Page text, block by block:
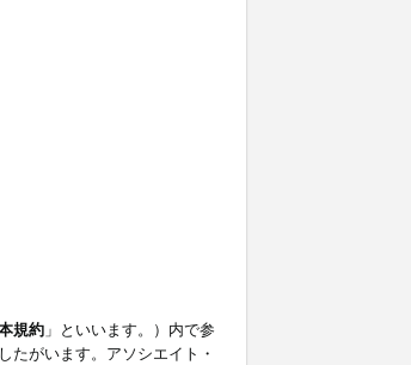
規約 」といいます。）内で参
たがいます。アソシエイト・